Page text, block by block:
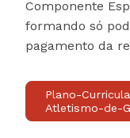
Componente
formando só
pagamento da
Plano-
Atletismo-de-